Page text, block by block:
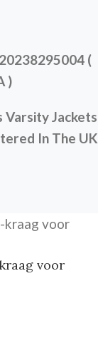
(
)
Varsity Jackets
In The UK
voor